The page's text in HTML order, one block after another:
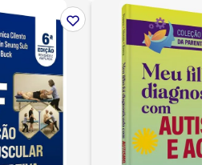
Universitário
e em Hospitalidade pela
Morumbi. Coordenador e
Especialização em Hotelaria
Professor do Curso de
do Senac/SP,
Preto e da Universidade de
da Sociedade
Hotelaria Hospitalar.